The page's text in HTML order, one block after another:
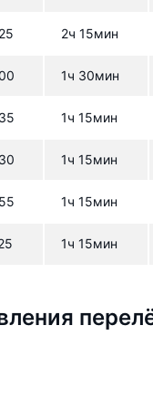
2ч 15мин
1ч 30мин
1ч 15мин
1ч 15мин
1ч 15мин
1ч 15мин